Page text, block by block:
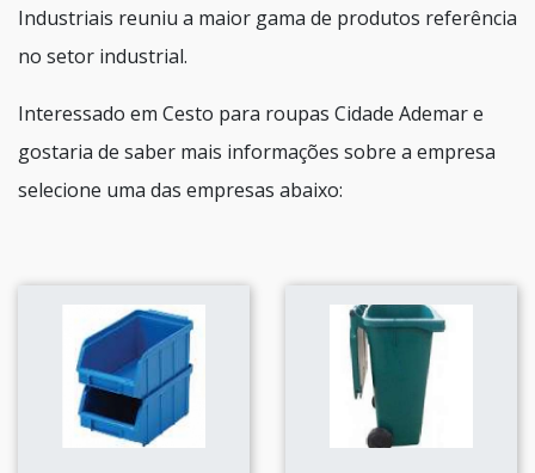
Industriais reuniu a maior gama de produtos referência
no setor industrial.
Interessado em Cesto para roupas Cidade Ademar e
gostaria de saber mais informações sobre a empresa
selecione uma das empresas abaixo: